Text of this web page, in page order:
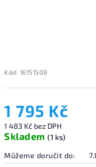
Kód: 16151508
1 795 Kč
1 483 Kč bez DPH
Skladem (1 ks)
Můžeme doručit do: